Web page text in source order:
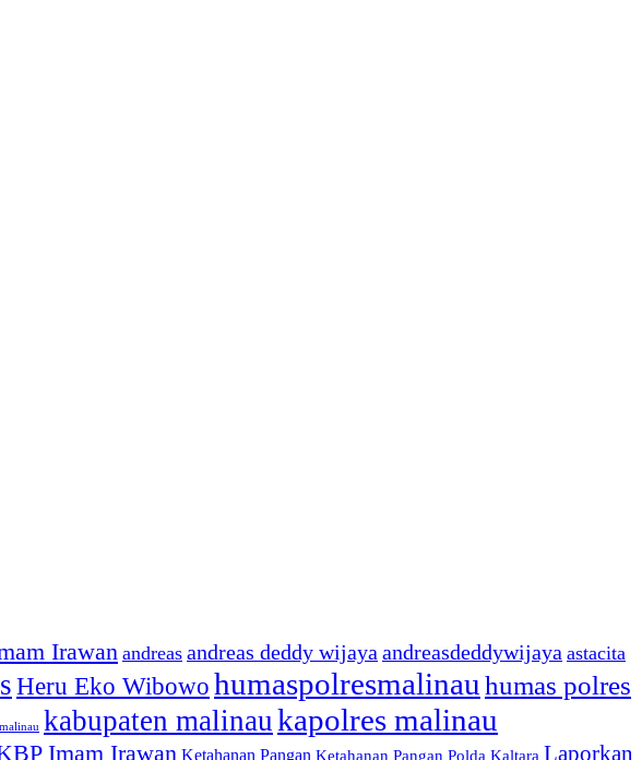
Irawan andreas andreas deddy wijaya andreasdeddywijaya astacita
Heru Eko Wibowohumaspolresmalinau humas polres
kabupaten malinaukapolres malinau
Imam Irawan Ketahanan Pangan Ketahanan Pangan Polda Kaltara Laporkan